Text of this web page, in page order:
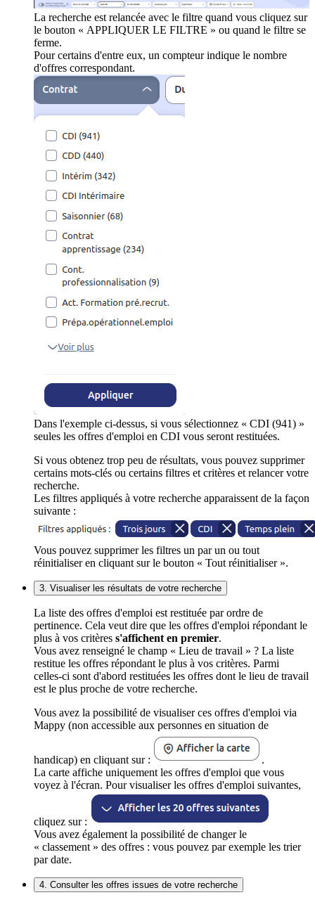
La recherche est relancée avec le filtre quand vous cliquez sur
le bouton « APPLIQUER LE FILTRE » ou quand le filtre se
ferme.
Pour certains d'entre eux, un compteur indique le nombre
d'offres correspondant.
Dans l'exemple ci-dessus, si vous sélectionnez « CDI (941) »
seules les offres d'emploi en CDI vous seront restituées.
Si vous obtenez trop peu de résultats, vous pouvez supprimer
certains mots-clés ou certains filtres et critères et relancer votre
recherche.
Les filtres appliqués à votre recherche apparaissent de la façon
suivante :
Vous pouvez supprimer les filtres un par un ou tout
réinitialiser en cliquant sur le bouton « Tout réinitialiser ».
3. Visualiser les résultats de votre recherche
La liste des offres d'emploi est restituée par ordre de
pertinence. Cela veut dire que les offres d'emploi répondant le
plus à vos critères s'affichent en premier.
Vous avez renseigné le champ « Lieu de travail » ? La liste
restitue les offres répondant le plus à vos critères. Parmi
celles-ci sont d'abord restituées les offres dont le lieu de travail
est le plus proche de votre recherche.
Vous avez la possibilité de visualiser ces offres d'emploi via
Mappy (non accessible aux personnes en situation de
handicap) en cliquant sur :
.
La carte affiche uniquement les offres d'emploi que vous
voyez à l'écran. Pour visualiser les offres d'emploi suivantes,
cliquez sur :
Vous avez également la possibilité de changer le
« classement » des offres : vous pouvez par exemple les trier
par date.
4. Consulter les offres issues de votre recherche